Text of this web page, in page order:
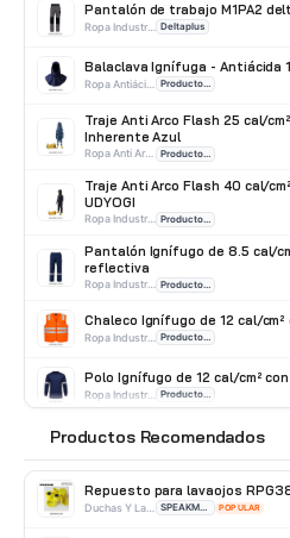
Pantalón de trabajo M1PA2
Deltaplus
Balaclava Ignífuga - Antiácida
Producto Importado
Traje Anti Arco Flash 25 cal/
Inherente Azul
Traje Anti Arco Flash 40 cal/
UDYOGI
Pantalón Ignífugo de 8.5 cal/
reflectiva
Chaleco Ignífugo de 12 cal/
Producto Importado
Polo Ignífugo de 12 cal/cm²
Producto Importado
Mameluco Ignífugo de 34 cal/
Reflectiva
Ropa Industrial Producto Importado
Productos Recomendados
Repuesto para lavaojos
SPEAKMAN POPULAR